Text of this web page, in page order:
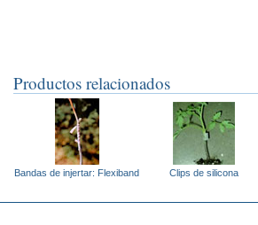
Productos relacionados
Bandas de injertar: Flexiband Clips de silicona